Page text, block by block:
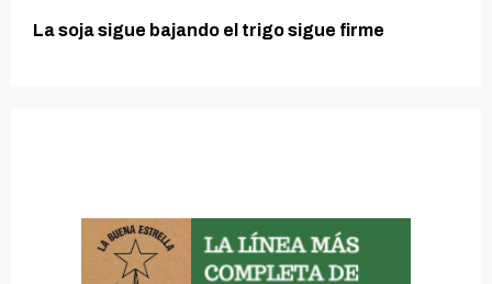
La soja sigue bajando el trigo sigue firme